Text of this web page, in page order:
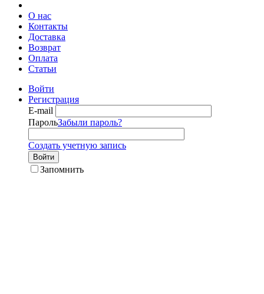
О нас
Контакты
Доставка
Возврат
Оплата
Статьи
Войти
Регистрация
E-mail
ПарольЗабыли пароль?
Создать учетную запись
Войти
Запомнить